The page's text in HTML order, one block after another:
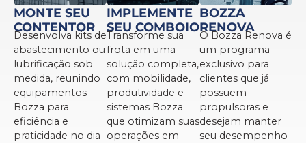
MONTE SEU
CONTENTOR
Desenvolva kits de
abastecimento ou
lubrificação sob
medida, reunindo
equipamentos
Bozza para
eficiência e
praticidade no dia
IMPLEMENTE
SEU COMBOIO
Transforme sua
frota em uma
solução completa,
com mobilidade,
produtividade e
sistemas Bozza
que otimizam suas
operações em
BOZZA
RENOVA
O Bozza Renova é
um programa
exclusivo para
clientes que já
possuem
propulsoras e
desejam manter
seu desempenho